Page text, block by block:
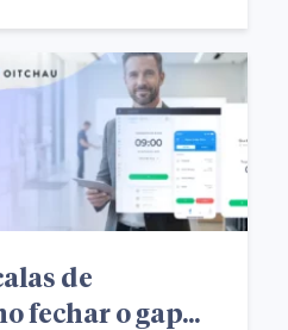
de
fechar o gap...